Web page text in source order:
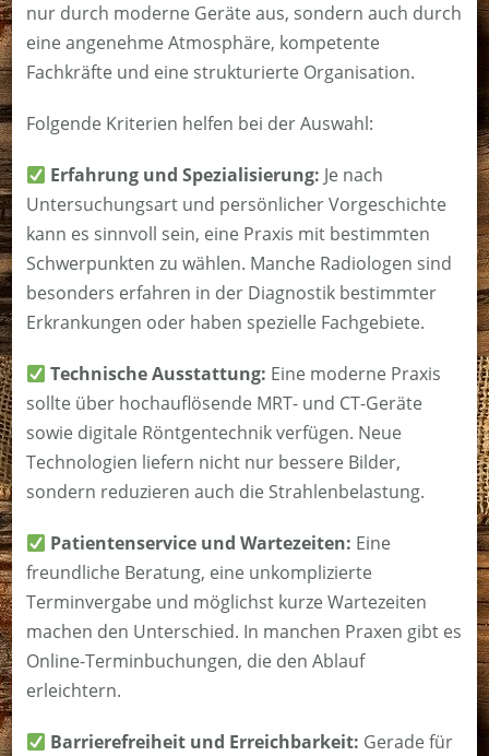
nur durch moderne Geräte aus, sondern auch durch
eine angenehme Atmosphäre, kompetente
Fachkräfte und eine strukturierte Organisation.
Folgende Kriterien helfen bei der Auswahl:
Erfahrung und Spezialisierung: Je nach
Untersuchungsart und persönlicher Vorgeschichte
kann es sinnvoll sein, eine Praxis mit bestimmten
Schwerpunkten zu wählen. Manche Radiologen sind
besonders erfahren in der Diagnostik bestimmter
Erkrankungen oder haben spezielle Fachgebiete.
Technische Ausstattung: Eine moderne Praxis
sollte über hochauflösende MRT- und CT-Geräte
sowie digitale Röntgentechnik verfügen. Neue
Technologien liefern nicht nur bessere Bilder,
sondern reduzieren auch die Strahlenbelastung.
Patientenservice und Wartezeiten: Eine
freundliche Beratung, eine unkomplizierte
Terminvergabe und möglichst kurze Wartezeiten
machen den Unterschied. In manchen Praxen gibt es
Online-Terminbuchungen, die den Ablauf
erleichtern.
Barrierefreiheit und Erreichbarkeit: Gerade für